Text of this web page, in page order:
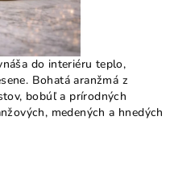
do interiéru teplo,
Bohatá aranžmá z
bobúľ a prírodných
medených a hnedých